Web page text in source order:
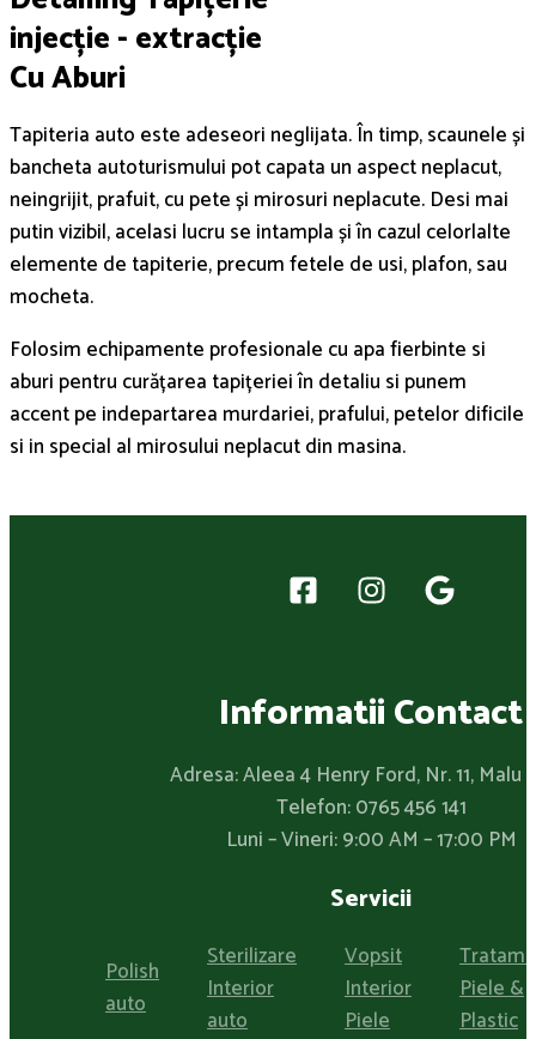
injecție - extracție
Cu Aburi
Tapiteria auto este adeseori neglijata. În timp, scaunele și
bancheta autoturismului pot capata un aspect neplacut,
neingrijit, prafuit, cu pete și mirosuri neplacute. Desi mai
putin vizibil, acelasi lucru se intampla și în cazul celorlalte
elemente de tapiterie, precum fetele de usi, plafon, sau
mocheta.
Folosim echipamente profesionale cu apa fierbinte si
aburi pentru curățarea tapițeriei în detaliu si punem
accent pe indepartarea murdariei, prafului, petelor dificile
si in special al mirosului neplacut din masina.
Informatii Contact
Adresa: Aleea 4 Henry Ford, Nr. 11, Malu
Telefon:0765 456 141
Luni – Vineri: 9:00 AM – 17:00 PM
Servicii
Polish
auto
Sterilizare
Interior
auto
Vopsit
Interior
Piele
Piele &
Plastic